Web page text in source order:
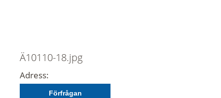
Ä10110-18.jpg
Adress:
Förfrågan